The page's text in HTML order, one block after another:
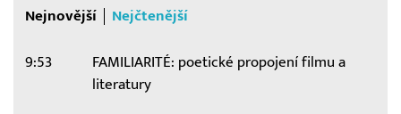
Nejnovější Nejčtenější
9:53
FAMILIARITÉ: poetické propojení filmu a
literatury